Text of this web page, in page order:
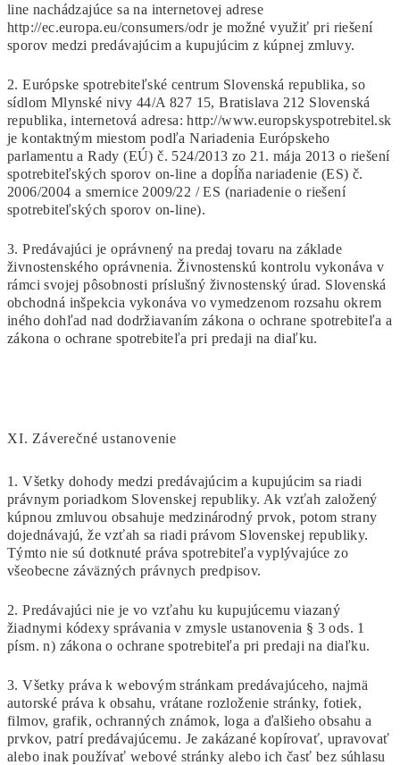
line nachádzajúce sa na internetovej adrese
http://ec.europa.eu/consumers/odr je možné využiť pri riešení
sporov medzi predávajúcim a kupujúcim z kúpnej zmluvy.
2. Európske spotrebiteľské centrum Slovenská republika, so
sídlom Mlynské nivy 44/A 827 15, Bratislava 212 Slovenská
republika, internetová adresa: http://www.europskyspotrebitel.sk
je kontaktným miestom podľa Nariadenia Európskeho
parlamentu a Rady (EÚ) č. 524/2013 zo 21. mája 2013 o riešení
spotrebiteľských sporov on-line a dopĺňa nariadenie (ES) č.
2006/2004 a smernice 2009/22 / ES (nariadenie o riešení
spotrebiteľských sporov on-line).
3. Predávajúci je oprávnený na predaj tovaru na základe
živnostenského oprávnenia. Živnostenskú kontrolu vykonáva v
rámci svojej pôsobnosti príslušný živnostenský úrad. Slovenská
obchodná inšpekcia vykonáva vo vymedzenom rozsahu okrem
iného dohľad nad dodržiavaním zákona o ochrane spotrebiteľa a
zákona o ochrane spotrebiteľa pri predaji na diaľku.
XI. Záverečné ustanovenie
1. Všetky dohody medzi predávajúcim a kupujúcim sa riadi
právnym poriadkom Slovenskej republiky. Ak vzťah založený
kúpnou zmluvou obsahuje medzinárodný prvok, potom strany
dojednávajú, že vzťah sa riadi právom Slovenskej republiky.
Týmto nie sú dotknuté práva spotrebiteľa vyplývajúce zo
všeobecne záväzných právnych predpisov.
2. Predávajúci nie je vo vzťahu ku kupujúcemu viazaný
žiadnymi kódexy správania v zmysle ustanovenia § 3 ods. 1
písm. n) zákona o ochrane spotrebiteľa pri predaji na diaľku.
3. Všetky práva k webovým stránkam predávajúceho, najmä
autorské práva k obsahu, vrátane rozloženie stránky, fotiek,
filmov, grafik, ochranných známok, loga a ďalšieho obsahu a
prvkov, patrí predávajúcemu. Je zakázané kopírovať, upravovať
alebo inak používať webové stránky alebo ich časť bez súhlasu